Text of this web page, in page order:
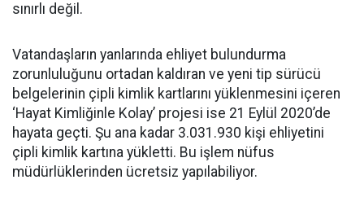
sınırlı değil.
Vatandaşların yanlarında ehliyet bulundurma
zorunluluğunu ortadan kaldıran ve yeni tip sürücü
belgelerinin çipli kimlik kartlarını yüklenmesini içeren
‘Hayat Kimliğinle Kolay’ projesi ise 21 Eylül 2020’de
hayata geçti. Şu ana kadar 3.031.930 kişi ehliyetini
çipli kimlik kartına yükletti. Bu işlem nüfus
müdürlüklerinden ücretsiz yapılabiliyor.